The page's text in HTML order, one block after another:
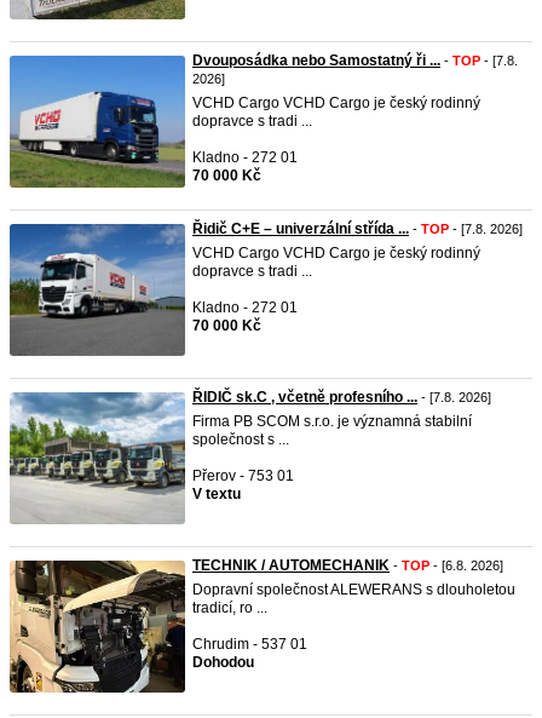
Dvouposádka nebo Samostatný ři ... - TOP - [7.8.
2026]
VCHD Cargo VCHD Cargo je český rodinný
dopravce s tradi ...
Kladno - 272 01
70 000 Kč
Řidič C+E – univerzální střída ... - TOP - [7.8. 2026]
VCHD Cargo VCHD Cargo je český rodinný
dopravce s tradi ...
Kladno - 272 01
70 000 Kč
ŘIDIČ sk.C , včetně profesního ... - [7.8. 2026]
Firma PB SCOM s.r.o. je významná stabilní
společnost s ...
Přerov - 753 01
V textu
TECHNIK / AUTOMECHANIK - TOP - [6.8. 2026]
Dopravní společnost ALEWERANS s dlouholetou
tradicí, ro ...
Chrudim - 537 01
Dohodou